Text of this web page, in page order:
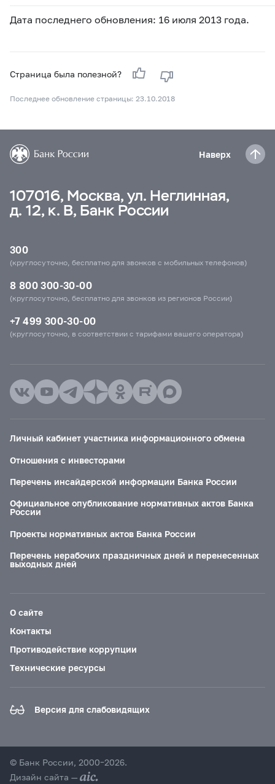
Дата последнего обновления: 16 июля 2013 года.
Страница была полезной?
Последнее обновление страницы: 23.10.2018
Наверх
107016, Москва, ул. Неглинная,
д. 12, к. В, Банк России
300
(круглосуточно, бесплатно для звонков с мобильных телефонов)
8 800 300-30-00
(круглосуточно, бесплатно для звонков из регионов России)
+7 499 300-30-00
(круглосуточно, в соответствии с тарифами вашего оператора)
Личный кабинет участника информационного обмена
Отношения с инвесторами
Перечень инсайдерской информации Банка России
Официальное опубликование нормативных актов Банка
России
Проекты нормативных актов Банка России
Перечень нерабочих праздничных дней и перенесенных
выходных дней
О сайте
Контакты
Противодействие коррупции
Технические ресурсы
Версия для слабовидящих
© Банк России, 2000–2026.
Дизайн сайта —